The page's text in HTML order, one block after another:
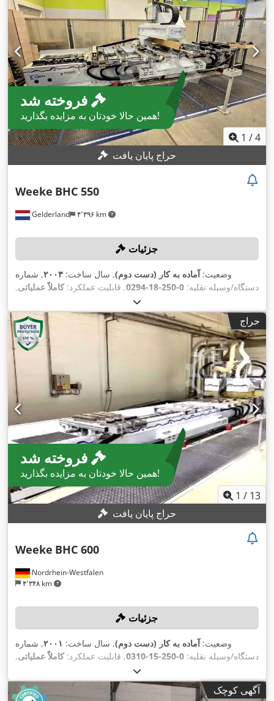
همین حالا خودتان به مزایده بگذارید!
1 /4
حراج پایان یافت
Gelderland ۴٬۳۹۶ km
Weeke BHC 550
جزئیات
وضعیت: آماده به کار (دست دوم), سال ساخت: ۲۰۰۳, شماره
دستگاه/وسیله نقلیه: 0-250-18-0294 , قابلیت عملکرد:کاملاً عملیاتی,
۱٬۳۵۰ میلی‌متر, مسافت حرکت محور Z: ۳۷۰ میلی‌متر, طول میز:
۳٬۵۵۰ میلی‌متر
, عرض میز: ۱٬۳۵۵ میلی‌متر , حراج
همین حالا خودتان به مزایده بگذارید!
1 / 13
حراج پایان یافت
Nordrhein-Westfalen
۴٬۳۴۸ km
Weeke BHC 600
جزئیات
وضعیت:آماده به کار (دست دوم), سال ساخت: ۲۰۰۱, شماره
دستگاه/وسیله نقلیه: 0-250-15-0310 , قابلیت عملکرد:کاملاً عملیاتی,
۱٬۳۰۰ میلی‌متر, تعداد جایگاه‌ها در مگزین ابزار:۹, حرکت سریع
محور X:
۸۰ متر/دقیقه , حداکثر قطر قطعه کار: ,
آگهی کوچک